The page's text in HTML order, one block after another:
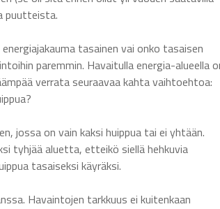
puutteista.
tasainen vai onko tasaisen
paremmin. Havaitulla energia-alueella
verrata seuraavaa kahta vaihtoehtoa:
jossa on vain kaksi huippua tai ei yhtään.
tyhjää aluetta, etteikö siellä hehkuvia
tasaiseksi käyräksi.
Havaintojen tarkkuus ei kuitenkaan